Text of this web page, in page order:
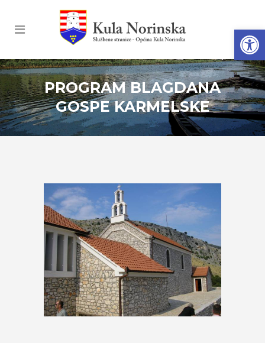
PROGRAM BLAGDANA
GOSPE KARMELSKE